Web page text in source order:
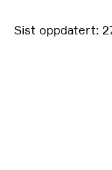
Sist oppdatert: